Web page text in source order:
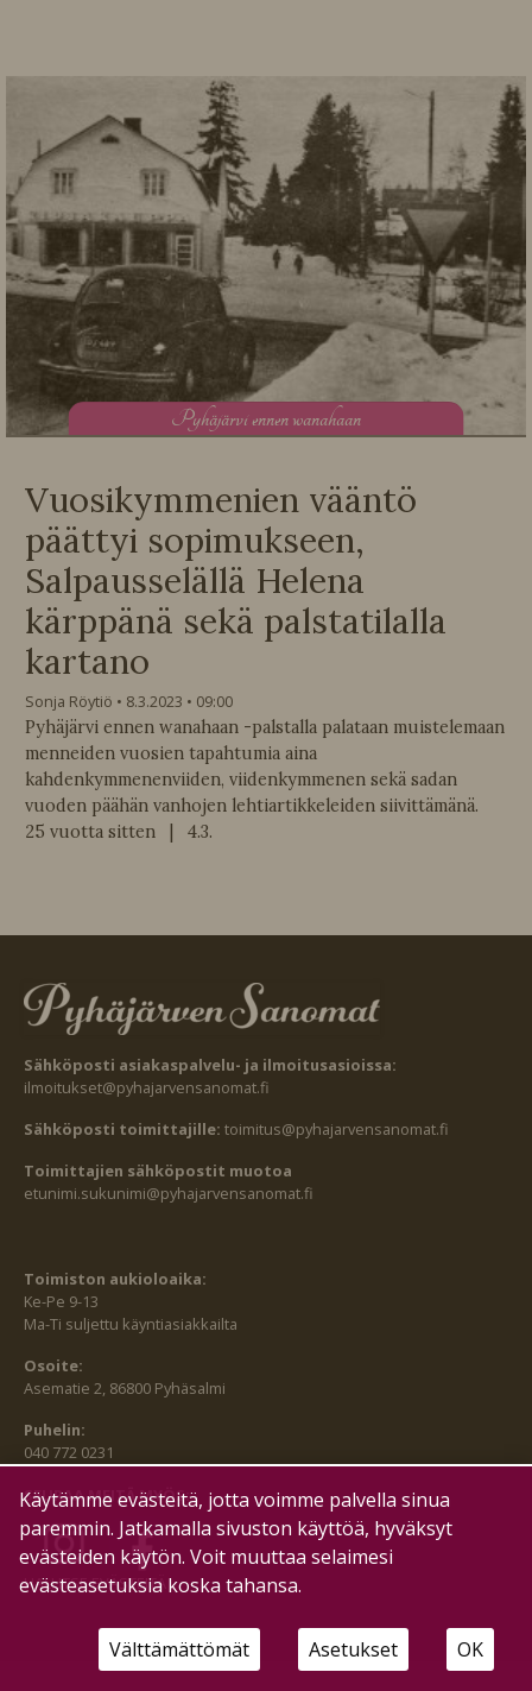
Pyhäjärvi ennen wanahaan
Vuosikymmenien vääntö
päättyi sopimukseen,
Salpausselällä Helena
kärppänä sekä palstatilalla
kartano
Sonja Röytiö 8.3.2023
09:00
Pyhäjärvi ennen wanahaan -palstalla palataan muistelemaan
menneiden vuosien tapahtumia aina
kahdenkymmenenviiden, viidenkymmenen sekä sadan
vuoden päähän vanhojen lehtiartikkeleiden siivittämänä.
25 vuotta sitten | 4.3.
Sähköposti asiakaspalvelu- ja ilmoitusasioissa:
ilmoitukset@pyhajarvensanomat.fi
Sähköposti toimittajille: toimitus@pyhajarvensanomat.fi
Toimittajien sähköpostit muotoa
etunimi.sukunimi@pyhajarvensanomat.fi
Toimiston aukioloaika:
Ke-Pe 9-13
Ma-Ti suljettu käyntiasiakkailta
Osoite:
Asematie 2, 86800 Pyhäsalmi
Puhelin:
040 772 0231
SEURAA MEITÄ MYÖS:
HALLITSE EVÄSTEITÄ
Käytämme evästeitä, jotta voimme palvella sinua
paremmin. Jatkamalla sivuston käyttöä, hyväksyt
evästeiden käytön. Voit muuttaa selaimesi
evästeasetuksia koska tahansa.
Välttämättömät Asetukset OK